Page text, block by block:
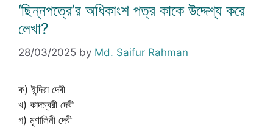
‘ছিন্নপত্রে’র অধিকাংশ পত্র কাকে উদ্দেশ্য করে
লেখা?
28/03/2025 by Md. Saifur Rahman
ক) ইন্দিরা দেবী
খ) কাদম্বরী দেবী
গ) মৃণালিনী দেবী